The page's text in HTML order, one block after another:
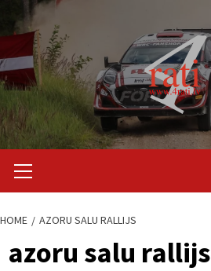
content
Menu
HOME AZORU SALU RALLIJS
azoru salu rallijs